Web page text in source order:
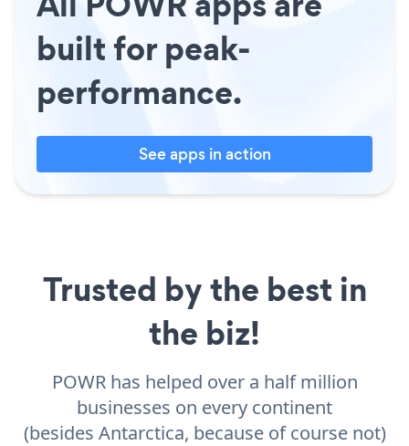
built for peak-
performance.
See apps in action
Trusted by the best in
the biz!
POWR has helped over a half million
businesses on every continent
(besides Antarctica, because of course not)